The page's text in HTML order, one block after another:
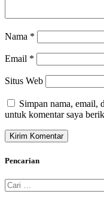
Nama *
Email *
Situs Web
Simpan nama, email,
untuk komentar saya
Pencarian
Cari
untuk: